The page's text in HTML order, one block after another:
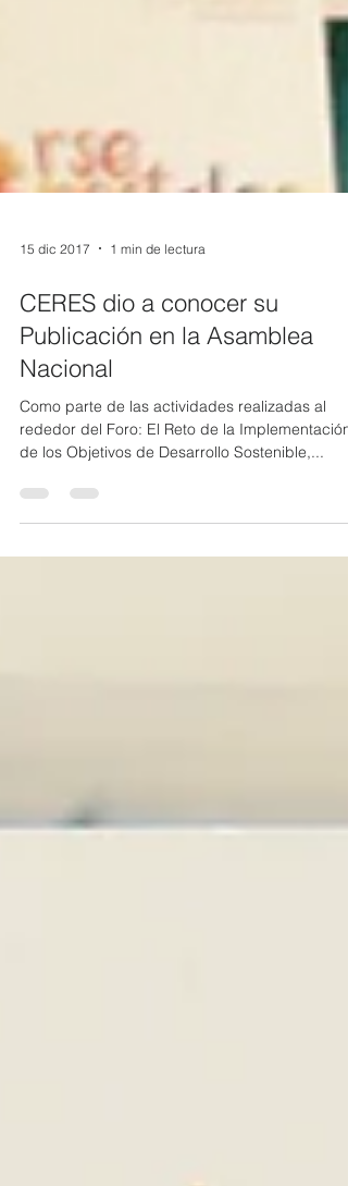
15 dic 2017 1 min de lectura
CERES dio a conocer su
Publicación en la Asamblea
Nacional
Como parte de las actividades realizadas al
de los Objetivos de Desarrollo Sostenible,...